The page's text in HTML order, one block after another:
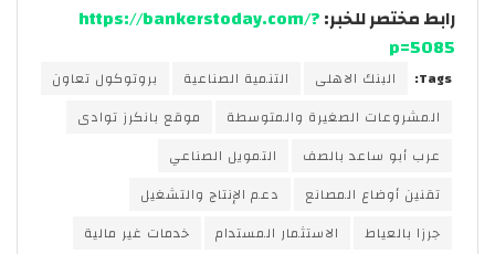
رابط مختصر للخبر:https://bankerstoday.com/?
p=5085
Tags: البنك الاهلى التنمية الصناعية
بروتوكول تعاون
المشروعات الصغيرة والمتوسطة
موقع بانكرز توادى
عرب أبو ساعد بالصف
التمويل الصناعي
تقنين أوضاع المصانع
دعم الإنتاج والتشغيل
جرزا بالعياط
الاستثمار المستدام
خدمات غير مالية